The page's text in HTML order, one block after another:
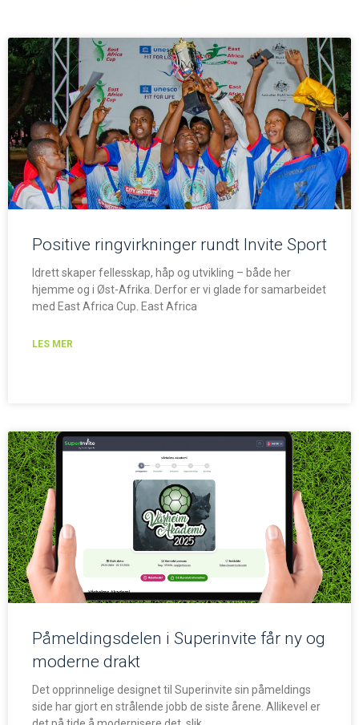
Positive ringvirkninger rundt Invite Sport
Idrett skaper fellesskap, håp og utvikling – både her
hjemme og i Øst-Afrika. Derfor er vi glade for samarbeidet
med East Africa Cup. East Africa
LES MER
Påmeldingsdelen i Superinvite får ny og
moderne drakt
Det opprinnelige designet til Superinvite sin påmeldings
side har gjort en strålende jobb de siste årene. Allikevel er